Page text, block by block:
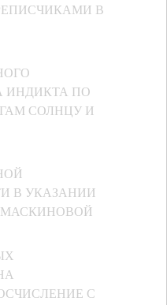
В
ИНДИКТА ПО
СОЛНЦУ И
В УКАЗАНИИ
С